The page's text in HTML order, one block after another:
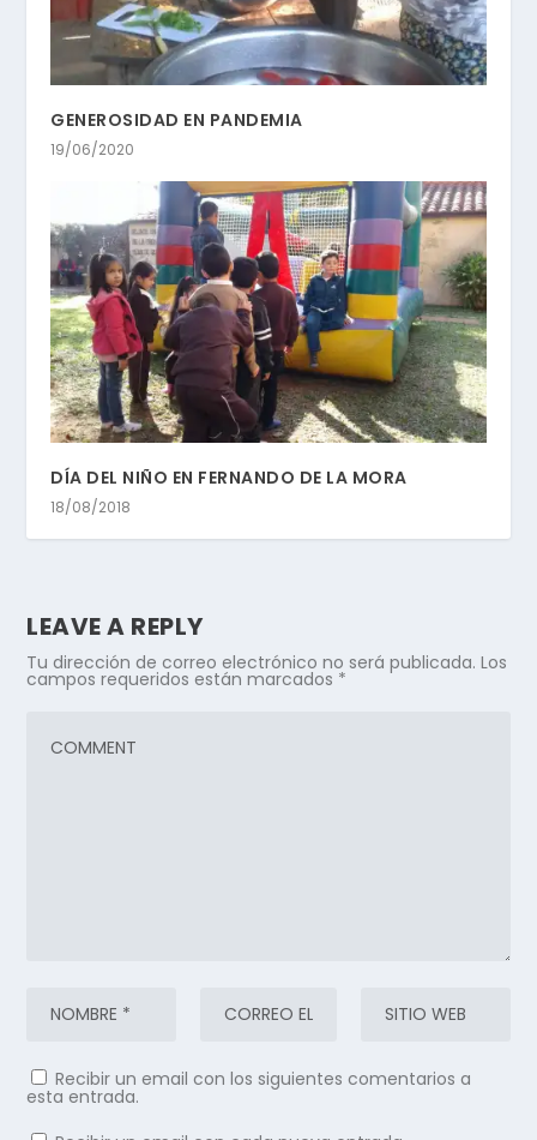
GENEROSIDAD EN PANDEMIA
19/06/2020
DÍA DEL NIÑO EN FERNANDO DE LA MORA
18/08/2018
LEAVE A REPLY
Tu dirección de correo electrónico no será publicada. Los
campos requeridos están marcados *
Recibir un email con los siguientes comentarios a
esta entrada.